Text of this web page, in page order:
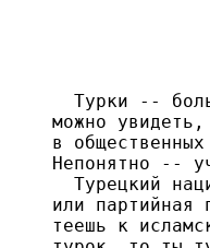
Турки --
можно
в
Непонятно --
Турецкий
или партийная
теешь к